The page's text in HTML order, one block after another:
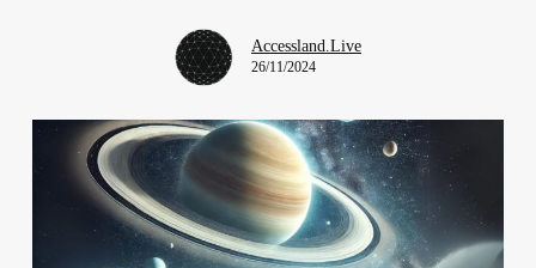
Accessland.Live
26/11/2024